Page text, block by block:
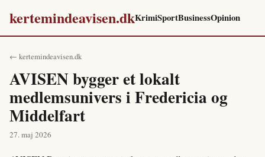
kertemindeavisen.dkKrimiSportBusinessOpinion
← kertemindeavisen.dk
AVISEN bygger et lokalt
medlemsunivers i Fredericia og
Middelfart
27. maj 2026